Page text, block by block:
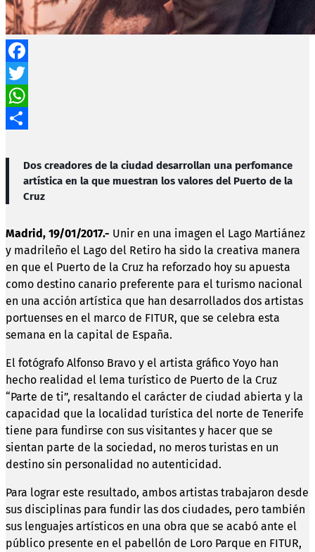
Facebook
Twitter
WhatsApp
Dos creadores de la ciudad desarrollan una perfomance
artística en la que muestran los valores del Puerto de la
Cruz
Madrid, 19/01/2017.- Unir en una imagen el Lago Martiánez
y madrileño el Lago del Retiro ha sido la creativa manera
en que el Puerto de la Cruz ha reforzado hoy su apuesta
como destino canario preferente para el turismo nacional
en una acción artística que han desarrollados dos artistas
portuenses en el marco de FITUR, que se celebra esta
semana en la capital de España.
El fotógrafo Alfonso Bravo y el artista gráfico Yoyo han
hecho realidad el lema turístico de Puerto de la Cruz
“Parte de ti”, resaltando el carácter de ciudad abierta y la
capacidad que la localidad turística del norte de Tenerife
tiene para fundirse con sus visitantes y hacer que se
sientan parte de la sociedad, no meros turistas en un
destino sin personalidad no autenticidad.
Para lograr este resultado, ambos artistas trabajaron desde
sus disciplinas para fundir las dos ciudades, pero también
sus lenguajes artísticos en una obra que se acabó ante el
público presente en el pabellón de Loro Parque en FITUR,